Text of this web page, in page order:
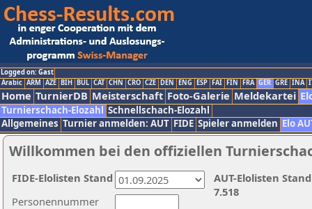
Logged on: Gast
Arabic ARM AZE BIH BUL CAT CHN CRO CZE DEN ENG ESP FAI FIN FRA GER GRE INA
Home TurnierDB Meisterschaft Foto-Galerie Meldekartei
Turnierschach-Elozahl Schnellschach-Elozahl
Allgemeines Turnier anmelden: AUT FIDE Spieler anmelden Elo
Willkommen bei den offiziellen
Personennummer
AUT-Elolisten
7.518
FIDE-Elolisten Stand